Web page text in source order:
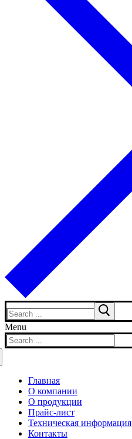
Search
for:
Menu
Search
for:
Главная
О компании
О продукции
Прайс-лист
Техническая информация
Контакты